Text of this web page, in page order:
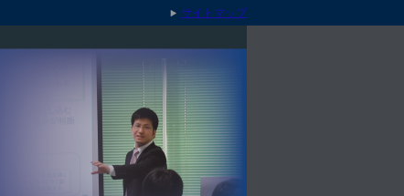
サイトマップ